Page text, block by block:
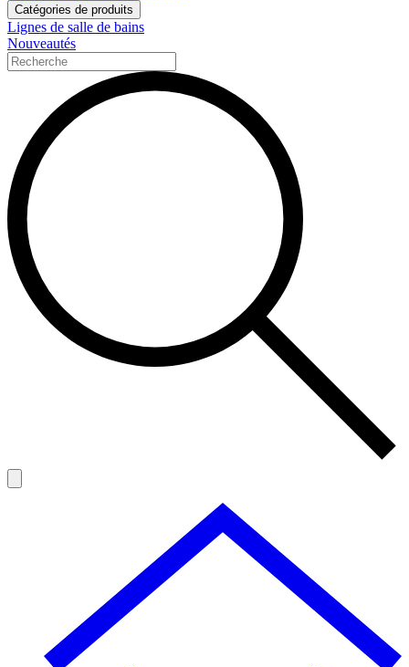
Catégories de produits
Lignes de salle de bains
Nouveautés